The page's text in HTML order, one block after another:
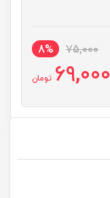
75,000
8%
69,000 تومان